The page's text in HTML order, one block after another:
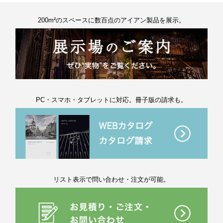
200m²のスペースに数百点のアイアン製品を展示。
PC・スマホ・タブレットに対応。冊子版の請求も。
リスト表示で問い合わせ・注文が可能。